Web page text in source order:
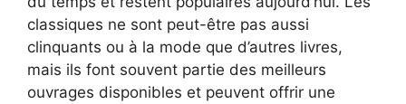
classiques ne sont peut-être pas aussi
clinquants ou à la mode que d’autres livres,
mais ils font souvent partie des meilleurs
ouvrages disponibles et peuvent offrir une